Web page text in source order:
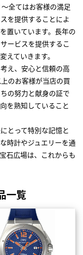
全てはお客様の満足
を提供することによ
置いています。長年の
ービスを提供するこ
えていきます。
え、安心と信頼の高
のお客様が当店の買
の努力と献身の証で
を熟知していること
とって特別な記憶と
時計やジュエリーを通
石広場は、これからも
一覧